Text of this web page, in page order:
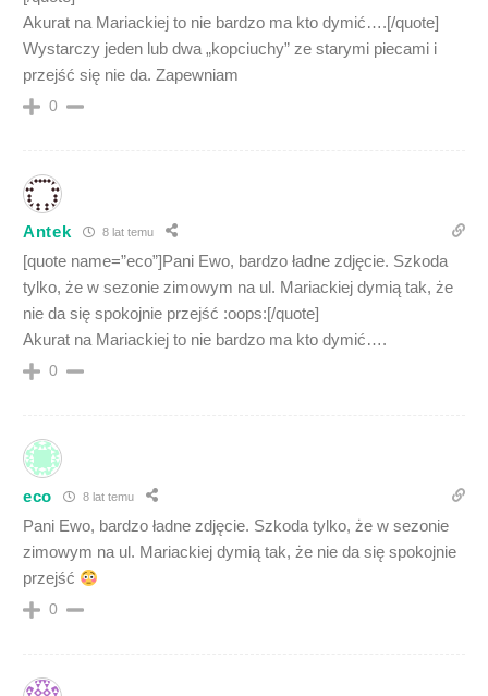
Akurat na Mariackiej to nie bardzo ma kto dymić….[/quote]
Wystarczy jeden lub dwa „kopciuchy” ze starymi piecami i
przejść się nie da. Zapewniam
0
Antek 8 lat temu
[quote name=”eco”]Pani Ewo, bardzo ładne zdjęcie. Szkoda
tylko, że w sezonie zimowym na ul. Mariackiej dymią tak, że
nie da się spokojnie przejść :oops:[/quote]
Akurat na Mariackiej to nie bardzo ma kto dymić….
0
eco 8 lat temu
Pani Ewo, bardzo ładne zdjęcie. Szkoda tylko, że w sezonie
zimowym na ul. Mariackiej dymią tak, że nie da się spokojnie
przejść
0